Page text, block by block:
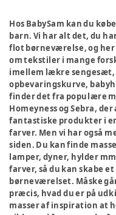
Hos BabySam kan du
barn. Vi har alt det, du
flot børneværelse, og
om tekstiler i mange
imellem lækre
opbevaringskurve,
finder det fra populære
Homeyness og Sebra,
fantastiske produkter i
farver. Men vi har også
siden. Du kan finde
lamper, dyner, hylder
farver, så du kan skabe
børneværelset. Måske
præcis, hvad du er på
masser af inspiration at